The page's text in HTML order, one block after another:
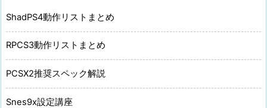
ShadPS4動作リストまとめ
RPCS3動作リストまとめ
PCSX2推奨スペック解説
Snes9x設定講座